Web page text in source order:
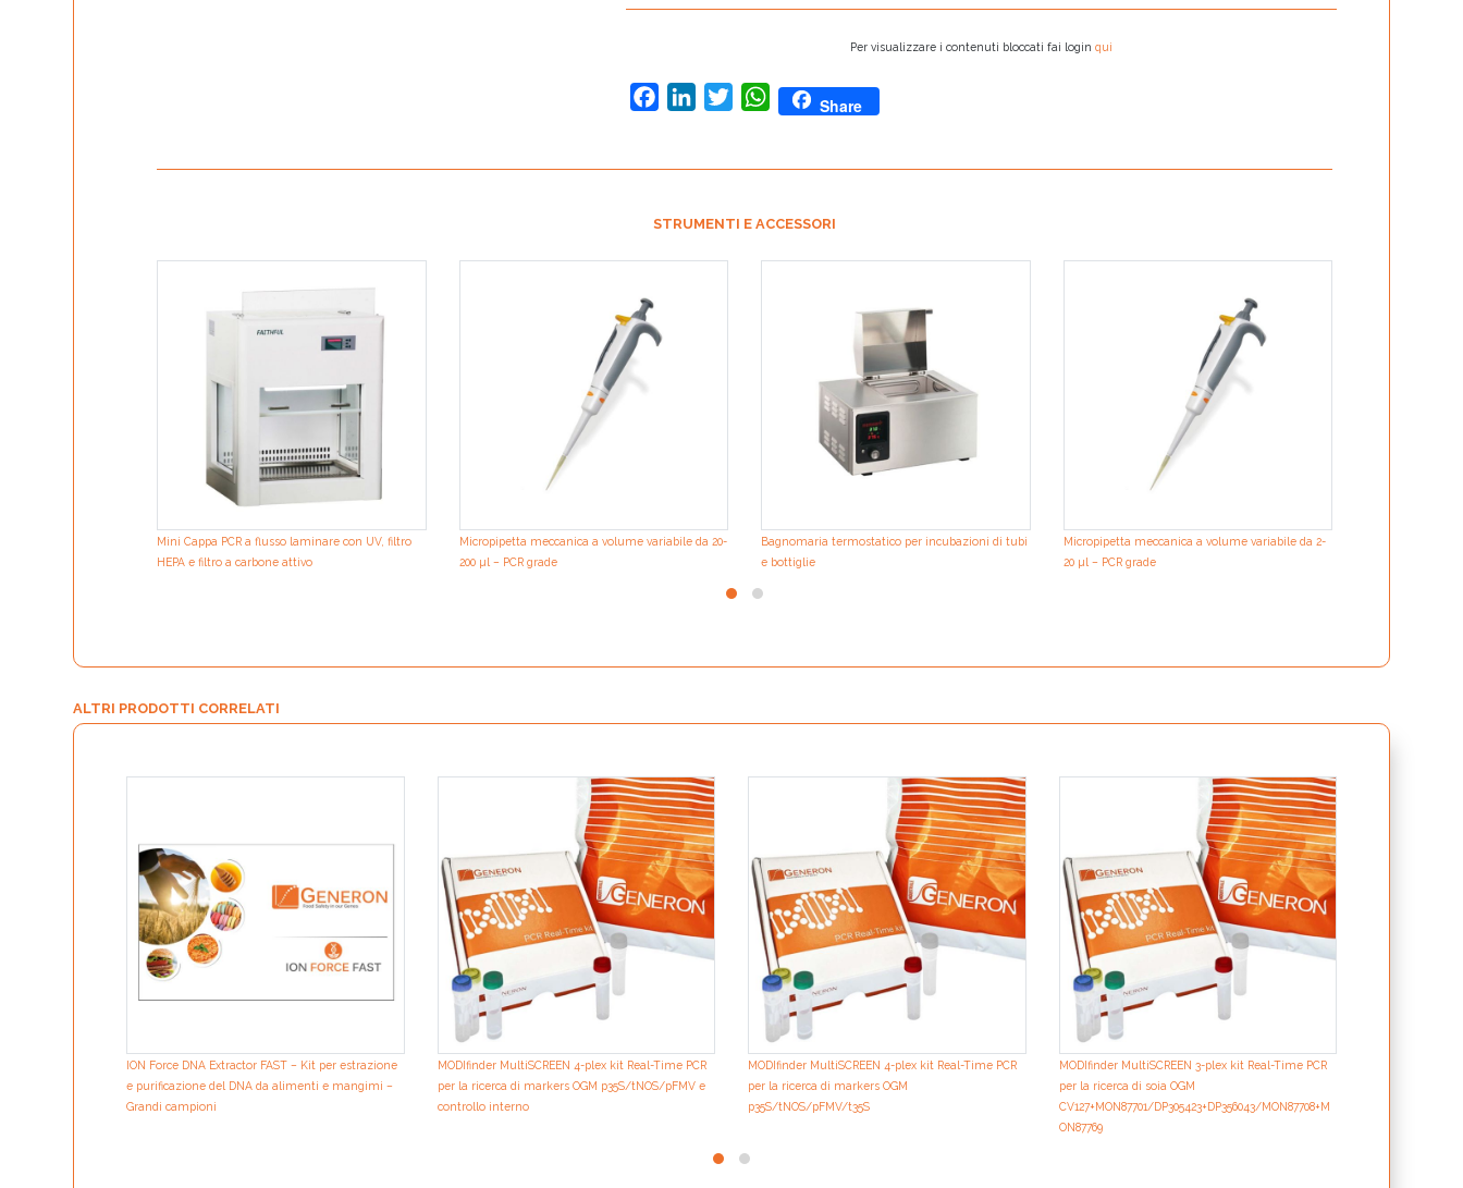
Per visualizzare i contenuti bloccati fai loginqui
FacebookLinkedInTwitterWhatsApp
Share
STRUMENTI E ACCESSORI
Mini Cappa PCR a flusso laminare con UV, filtro
HEPA e filtro a carbone attivo
Micropipetta meccanica a volume variabile da 20-
200 µl – PCR grade
Bagnomaria termostatico per incubazioni di tubi
e bottiglie
Micropipetta meccanica a volume variabile da 2-
20 µl – PCR grade
ALTRI PRODOTTI CORRELATI
ION Force DNA Extractor FAST – Kit per estrazione
e purificazione del DNA da alimenti e mangimi –
Grandi campioni
MODIfinder MultiSCREEN 4-plex kit Real-Time PCR
per la ricerca di markers OGM p35S/tNOS/pFMV e
controllo interno
MODIfinder MultiSCREEN 4-plex kit Real-Time PCR
per la ricerca di markers OGM
p35S/tNOS/pFMV/t35S
MODIfinder MultiSCREEN 3-plex kit Real-Time PCR
per la ricerca di soia OGM
CV127+MON87701/DP305423+DP356043/MON87708+M
ON87769